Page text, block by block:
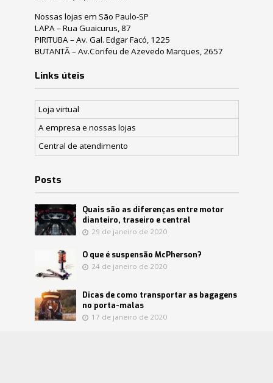
Nossas lojas em São Paulo-SP
LAPA – Rua Guaicurus, 87
PIRITUBA – Av. Gal. Edgar Facó, 1225
BUTANTÃ – Av.Corifeu de Azevedo Marques, 2657
Links úteis
Loja virtual
A empresa e nossas lojas
Central de atendimento
Posts
Quais são as diferenças entre motor
dianteiro, traseiro e central
29 de janeiro de 2020
O que é suspensão McPherson?
24 de janeiro de 2020
Dicas de como transportar as bagagens
no porta-malas
17 de janeiro de 2020